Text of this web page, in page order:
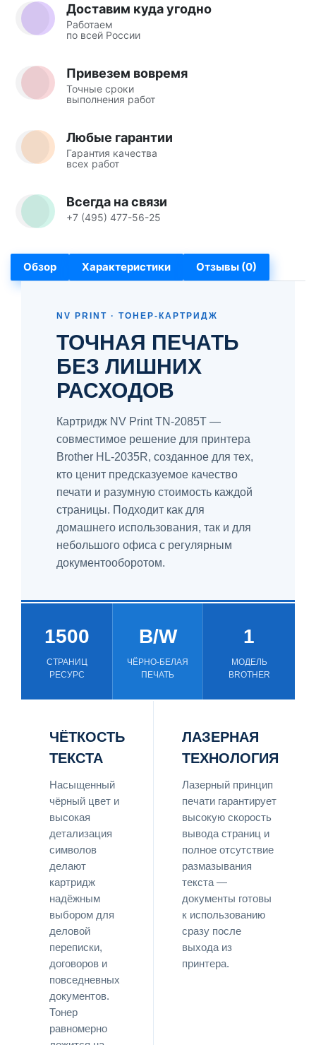
Доставим куда угодно
Работаем
по всей России
Привезем вовремя
Точные сроки
выполнения работ
Любые гарантии
Гарантия качества
всех работ
Всегда на связи
+7 (495) 477-56-25
Обзор Характеристики Отзывы (0)
NV PRINT · ТОНЕР-КАРТРИДЖ
ТОЧНАЯ ПЕЧАТЬ
БЕЗ ЛИШНИХ
РАСХОДОВ
Картридж NV Print TN-2085T —
совместимое решение для принтера
Brother HL-2035R, созданное для тех,
кто ценит предсказуемое качество
печати и разумную стоимость каждой
страницы. Подходит как для
домашнего использования, так и для
небольшого офиса с регулярным
документооборотом.
1500
СТРАНИЦ
РЕСУРС
B/W
ЧЁРНО-БЕЛАЯ
ПЕЧАТЬ
1
МОДЕЛЬ
BROTHER
ЧЁТКОСТЬ
ТЕКСТА
Насыщенный
чёрный цвет и
высокая
детализация
символов
делают
картридж
надёжным
выбором для
деловой
переписки,
договоров и
повседневных
документов.
Тонер
равномерно
ЛАЗЕРНАЯ
ТЕХНОЛОГИЯ
Лазерный принцип
печати гарантирует
высокую скорость
вывода страниц и
полное отсутствие
размазывания
текста —
документы готовы
к использованию
сразу после
выхода из
принтера.